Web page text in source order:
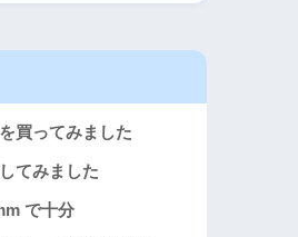
買ってみました
てみました
で十分